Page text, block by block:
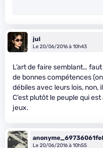
jul
Le 20/06/2016 à 10h43
L’art de faire semblant…
de bonnes compétences
débiles avec leurs lois, non,
C’est plutôt le peuple qui
jeux.
Le 20/06/2016 à 10h55